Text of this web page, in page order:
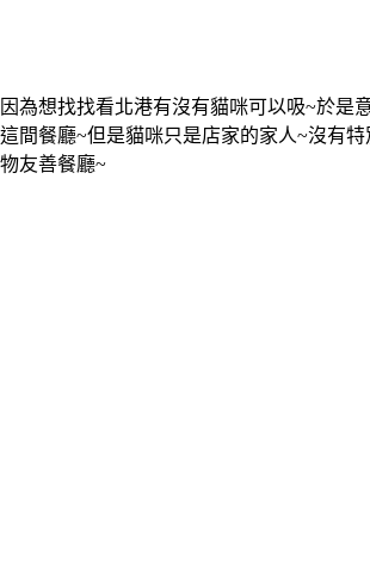
因為想找找看北港有沒有貓咪可以吸~於是
這間餐廳~但是貓咪只是店家的家人~沒有
物友善餐廳~